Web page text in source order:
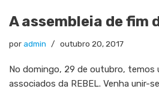
A assembleia de fim
poradmin outubro 20, 2017
No domingo, 29 de outubro, temos
associados da REBEL. Venha unir-